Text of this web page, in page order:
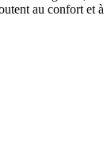
au confort et à